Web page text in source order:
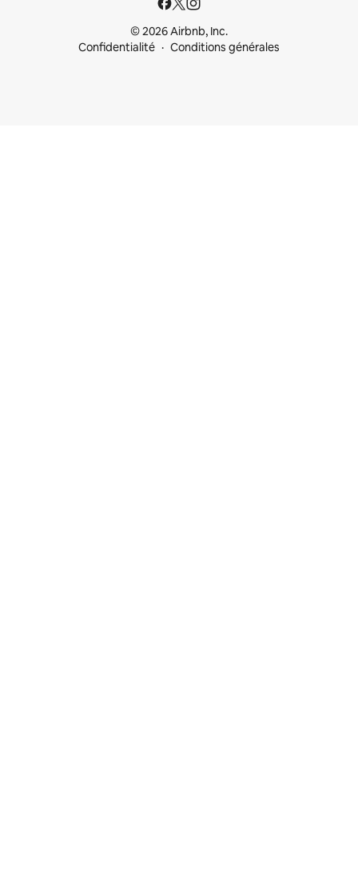
© 2026 Airbnb, Inc.
Confidentialité
Conditions générales